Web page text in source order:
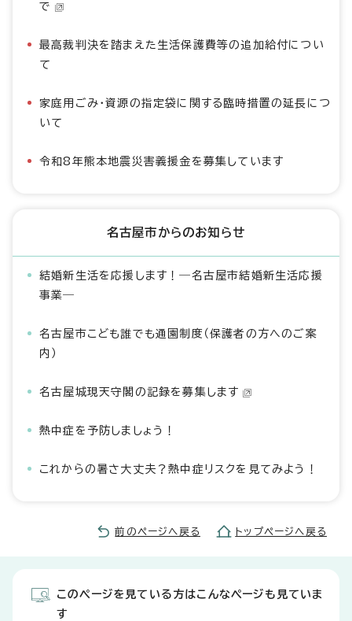
で
最高裁判決を踏まえた生活保護費等の追加給付につい
て
家庭用ごみ・資源の指定袋に関する臨時措置の延長につ
いて
令和8年熊本地震災害義援金を募集しています
名古屋市からのお知らせ
結婚新生活を応援します！―名古屋市結婚新生活応援
事業―
名古屋市こども誰でも通園制度（保護者の方へのご案
内）
名古屋城現天守閣の記録を募集します
熱中症を予防しましょう！
これからの暑さ大丈夫？熱中症リスクを見てみよう！
前のページへ戻る トップページへ戻る
このページを見ている方はこんなページも見ていま
す